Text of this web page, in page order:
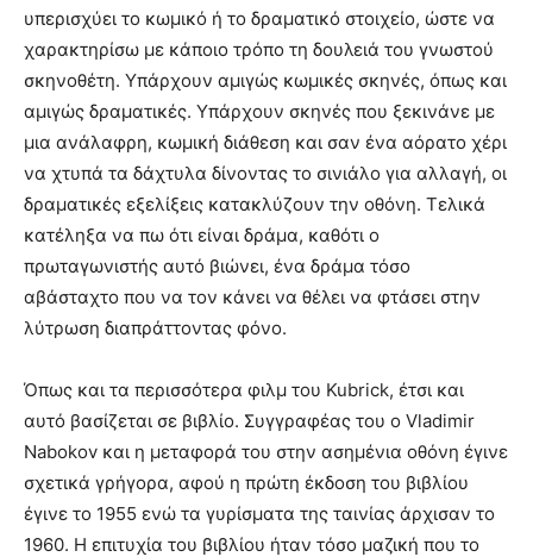
υπερισχύει το κωμικό ή το δραματικό στοιχείο, ώστε να
χαρακτηρίσω με κάποιο τρόπο τη δουλειά του γνωστού
σκηνοθέτη. Υπάρχουν αμιγώς κωμικές σκηνές, όπως και
αμιγώς δραματικές. Υπάρχουν σκηνές που ξεκινάνε με
μια ανάλαφρη, κωμική διάθεση και σαν ένα αόρατο χέρι
να χτυπά τα δάχτυλα δίνοντας το σινιάλο για αλλαγή, οι
δραματικές εξελίξεις κατακλύζουν την οθόνη. Τελικά
κατέληξα να πω ότι είναι δράμα, καθότι ο
πρωταγωνιστής αυτό βιώνει, ένα δράμα τόσο
αβάσταχτο που να τον κάνει να θέλει να φτάσει στην
λύτρωση διαπράττοντας φόνο.
Όπως και τα περισσότερα φιλμ του Kubrick, έτσι και
αυτό βασίζεται σε βιβλίο. Συγγραφέας του ο Vladimir
Nabokov και η μεταφορά του στην ασημένια οθόνη έγινε
σχετικά γρήγορα, αφού η πρώτη έκδοση του βιβλίου
έγινε το 1955 ενώ τα γυρίσματα της ταινίας άρχισαν το
1960. Η επιτυχία του βιβλίου ήταν τόσο μαζική που το